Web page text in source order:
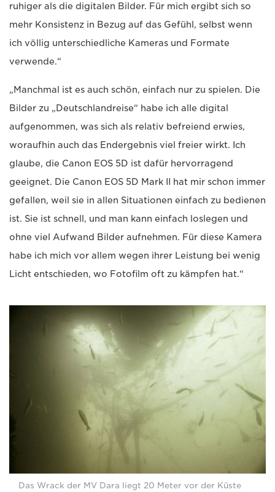
ruhiger als die digitalen Bilder. Für mich ergibt sich so
mehr Konsistenz in Bezug auf das Gefühl, selbst wenn
ich völlig unterschiedliche Kameras und Formate
verwende.“
„Manchmal ist es auch schön, einfach nur zu spielen. Die
Bilder zu „Deutschlandreise“ habe ich alle digital
aufgenommen, was sich als relativ befreiend erwies,
woraufhin auch das Endergebnis viel freier wirkt. Ich
glaube, die Canon EOS 5D ist dafür hervorragend
geeignet. Die Canon EOS 5D Mark II hat mir schon immer
gefallen, weil sie in allen Situationen einfach zu bedienen
ist. Sie ist schnell, und man kann einfach loslegen und
ohne viel Aufwand Bilder aufnehmen. Für diese Kamera
habe ich mich vor allem wegen ihrer Leistung bei wenig
Licht entschieden, wo Fotofilm oft zu kämpfen hat.“
Das Wrack der MV Dara liegt 20 Meter vor der Küste